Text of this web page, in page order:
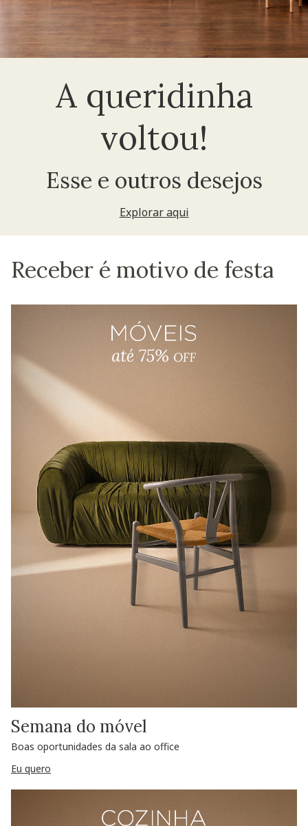
A queridinha
voltou!
Esse e outros desejos
Explorar aqui
Receber é motivo de festa
Semana do móvel
Boas oportunidades da sala ao office
Eu quero